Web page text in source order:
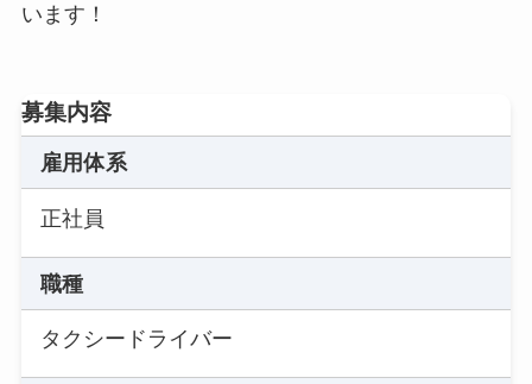
います！
募集内容
雇用体系
正社員
職種
タクシードライバー